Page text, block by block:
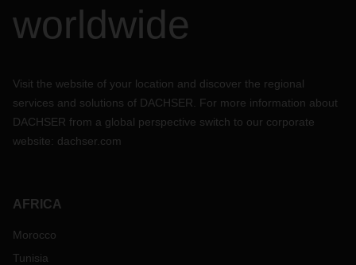
worldwide
Visit the website of your location and discover the regional
services and solutions of DACHSER. For more information about
DACHSER from a global perspective switch to our corporate
website: dachser.com
AFRICA
Morocco
Tunisia